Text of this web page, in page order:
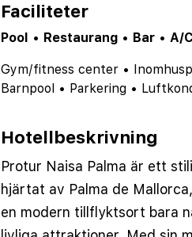
Faciliteter
Pool • Restaurang • Bar • A/C
Gym/fitness center •
Barnpool
• Parkering •
Hotellbeskrivning
Protur Naisa Palma är ett
hjärtat av Palma de
en modern tillflyktsort bara